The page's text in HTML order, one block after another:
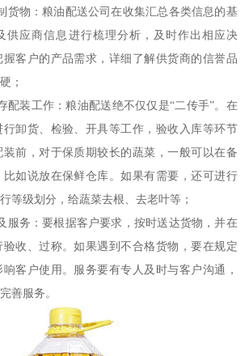
货物：粮油配送公司在收集汇总各类信息的基
供应商信息进行梳理分析，及时作出相应决
客户的产品需求，详细了解供货商的信誉品
；
配装工作：粮油配送绝不仅仅是“二传手”。在
卸货、检验、开具等工作，验收入库等环节
前，对于保质期较长的蔬菜，一般可以在备
如说放在保鲜仓库。如果有需要，还可进行
等级划分，给蔬菜去根、去老叶等；
服务：要根据客户要求，按时送达货物，并在
收、过称。如果遇到不合格货物，要在规定
客户使用。服务要有专人及时与客户沟通，
善服务。